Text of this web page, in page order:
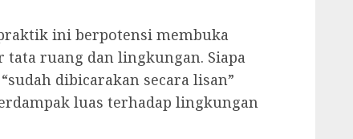
ini berpotensi membuka
ruang dan lingkungan. Siapa
dibicarakan secara lisan”
luas terhadap lingkungan